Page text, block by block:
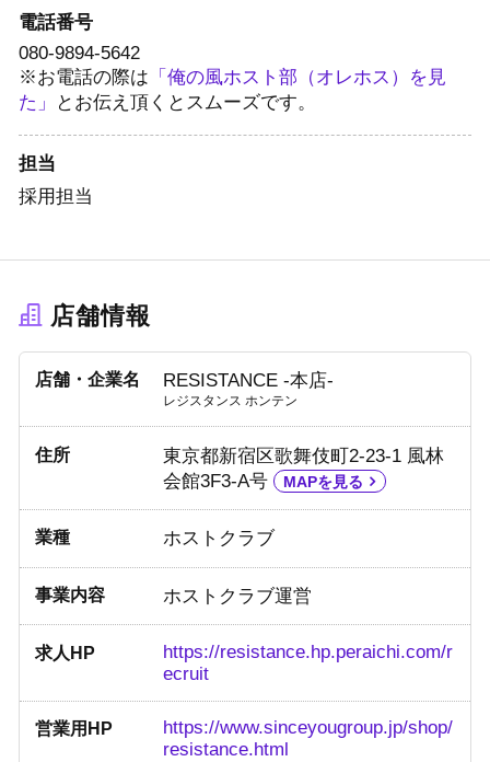
電話番号
080-9894-5642
※お電話の際は 「俺の風ホスト部（オレホス）を見
た」
とお伝え頂くとスムーズです。
担当
採用担当
店舗情報
店舗・企業名 RESISTANCE -本店-
レジスタンス ホンテン
住所
東京都新宿区歌舞伎町2-23-1 風林
会館3F3-A号
MAPを見る
業種 ホストクラブ
事業内容 ホストクラブ運営
求人HP
https://resistance.hp.peraichi.com/r
ecruit
営業用HP
https://www.sinceyougroup.jp/shop/
resistance.html